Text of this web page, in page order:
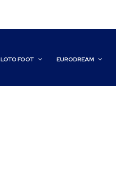
LOTO FOOT EURODREAM